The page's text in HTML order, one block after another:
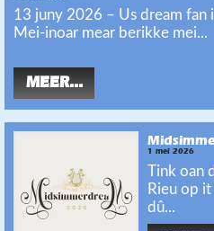
13 juny 2026 – Us dream fan
Mei-inoar mear berikke mei...
MEER...
1 mei 2026
Tink oan
Rieu op
dû...